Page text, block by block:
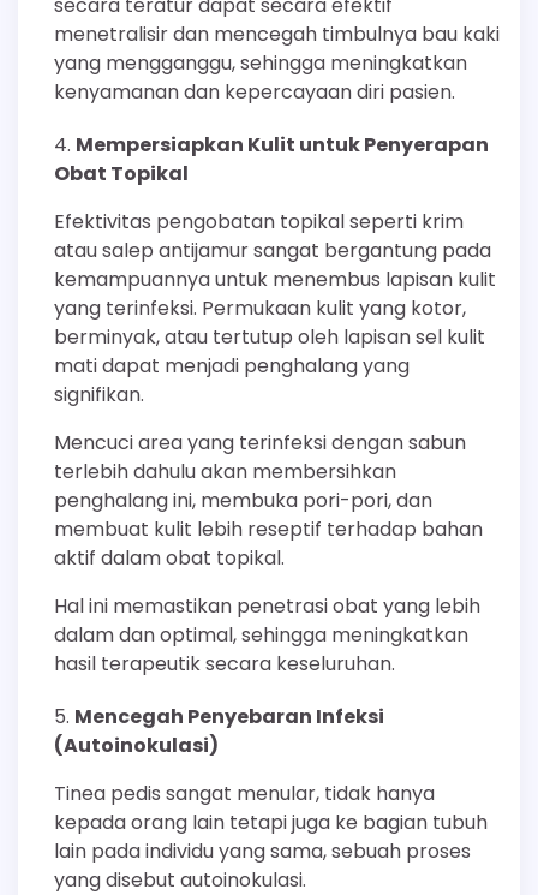
menetralisir dan mencegah timbulnya bau kaki
yang mengganggu, sehingga meningkatkan
kenyamanan dan kepercayaan diri pasien.
Mempersiapkan Kulit untuk Penyerapan
Obat Topikal
Efektivitas pengobatan topikal seperti krim
atau salep antijamur sangat bergantung pada
kemampuannya untuk menembus lapisan kulit
yang terinfeksi. Permukaan kulit yang kotor,
berminyak, atau tertutup oleh lapisan sel kulit
mati dapat menjadi penghalang yang
signifikan.
Mencuci area yang terinfeksi dengan sabun
terlebih dahulu akan membersihkan
penghalang ini, membuka pori-pori, dan
membuat kulit lebih reseptif terhadap bahan
aktif dalam obat topikal.
Hal ini memastikan penetrasi obat yang lebih
dalam dan optimal, sehingga meningkatkan
hasil terapeutik secara keseluruhan.
Mencegah Penyebaran Infeksi
(Autoinokulasi)
Tinea pedis sangat menular, tidak hanya
kepada orang lain tetapi juga ke bagian tubuh
lain pada individu yang sama, sebuah proses
yang disebut autoinokulasi.